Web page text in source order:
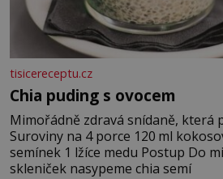
tisicereceptu.cz
Chia puding s ovocem
Mimořádně zdravá snídaně, která
Suroviny na 4 porce 120 ml kokosového mléka 30 g chia
semínek 1 lžíce medu Postup Do misky či přímo do
skleniček nasypeme chia semí